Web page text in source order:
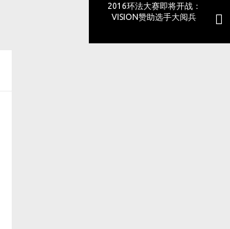
2016环法大赛即将开战：
VISION赞助选手大阅兵